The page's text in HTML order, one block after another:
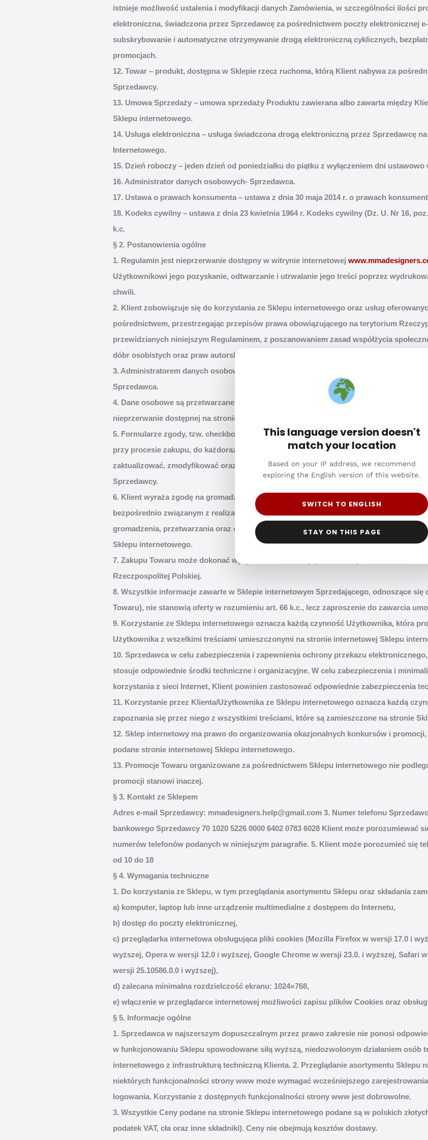
istnieje możliwość ustalenia i modyfikacji danych Zamówienia, w szczególności ilości
elektroniczna, świadczona przez Sprzedawcę za pośrednictwem poczty elektronicznej
subskrybowanie i automatyczne otrzymywanie drogą elektroniczną cyklicznych,
promocjach.
12. Towar – produkt, dostępna w Sklepie rzecz ruchoma, którą Klient nabywa za
Sprzedawcy.
13. Umowa Sprzedaży – umowa sprzedaży Produktu zawierana albo zawarta między
Sklepu internetowego.
14. Usługa elektroniczna – usługa świadczona drogą elektroniczną przez Sprzedawcę
Internetowego.
15. Dzień roboczy – jeden dzień od poniedziałku do piątku z wyłączeniem dni
16. Administrator danych osobowych- Sprzedawca.
17. Ustawa o prawach konsumenta – ustawa z dnia 30 maja 2014 r. o prawach
18. Kodeks cywilny – ustawa z dnia 23 kwietnia 1964 r. Kodeks cywilny (Dz. U. Nr 16,
k.c.
§ 2. Postanowienia ogólne
1. Regulamin jest nieprzerwanie dostępny w witrynie internetowej
Użytkownikowi jego pozyskanie, odtwarzanie i utrwalanie jego treści poprzez
chwili.
2. Klient zobowiązuje się do korzystania ze Sklepu internetowego oraz usług
pośrednictwem, przestrzegając przepisów prawa obowiązującego na terytorium
przewidzianych niniejszym Regulaminem, z poszanowaniem zasad współżycia
dóbr osobistych oraz praw autorskich i własności intelektualnej Sprzedawcy oraz osób
3. Administratorem danych osobowych, które są przetwarzane w związku z realizacja
Sprzedawca.
4. Dane osobowe są przetwarzane w celach, zakresie i w oparciu o zasady, które
nieprzerwanie dostępnej na stronie internetowej Sklepu.
5. Formularze zgody, tzw. checkboxy, które dotyczą danych osobowych Klientów,
przy procesie zakupu, do każdorazowego zaakceptowania przez Klienta. Klienci mają
zaktualizować, zmodyfikować oraz wycofać zgodę na przetwarzanie swoich danych
Sprzedawcy.
6. Klient wyraża zgodę na gromadzenie, przechowywanie i przetwarzanie przez
bezpośrednio związanym z realizacją zamówionej w Sklepie internetowym usługi lub
gromadzenia, przetwarzania oraz ochrony danych osobowych przez Sprzedawcę
Sklepu internetowego.
7. Zakupu Towaru może dokonać wyłącznie Klient, który posiada miejsce zamieszkania
Rzeczpospolitej Polskiej.
8. Wszystkie informacje zawarte w Sklepie internetowym Sprzedającego, odnoszące się
Towaru), nie stanowią oferty w rozumieniu art. 66 k.c., lecz zaproszenie do zawarcia
9. Korzystanie ze Sklepu internetowego oznacza każdą czynność Użytkownika, która
Użytkownika z wszelkimi treściami umieszczonymi na stronie internetowej Sklepu
10. Sprzedawca w celu zabezpieczenia i zapewnienia ochrony przekazu
stosuje odpowiednie środki techniczne i organizacyjne. W celu zabezpieczenia i
korzystania z sieci Internet, Klient powinien zastosować odpowiednie zabezpieczenia
11. Korzystanie przez Klienta/Użytkownika ze Sklepu internetowego oznacza każdą
zapoznania się przez niego z wszystkimi treściami, które są zamieszczone na stronie
12. Sklep internetowy ma prawo do organizowania okazjonalnych konkursów i
podane stronie internetowej Sklepu internetowego.
13. Promocje Towaru organizowane za pośrednictwem Sklepu internetowego nie
promocji stanowi inaczej.
§ 3. Kontakt ze Sklepem
Adres e-mail Sprzedawcy: mmadesigners.help@gmail.com 3. Numer telefonu
bankowego Sprzedawcy 70 1020 5226 0000 6402 0783 6028 Klient może porozumiewać
numerów telefonów podanych w niniejszym paragrafie. 5. Klient może porozumieć się
od 10 do 18
§ 4. Wymagania techniczne
1. Do korzystania ze Sklepu, w tym przeglądania asortymentu Sklepu oraz składania
a) komputer, laptop lub inne urządzenie multimedialne z dostępem do Internetu,
b) dostęp do poczty elektronicznej,
c) przeglądarka internetowa obsługująca pliki cookies (Mozilla Firefox w wersji 17.0 i
wyższej, Opera w wersji 12.0 i wyższej, Google Chrome w wersji 23.0. i wyższej, Safari
wersji 25.10586.0.0 i wyższej),
d) zalecana minimalna rozdzielczość ekranu: 1024×768,
e) włączenie w przeglądarce internetowej możliwości zapisu plików Cookies oraz
§ 5. Informacje ogólne
1. Sprzedawca w najszerszym dopuszczalnym przez prawo zakresie nie ponosi
w funkcjonowaniu Sklepu spowodowane siłą wyższą, niedozwolonym działaniem osób
internetowego z infrastrukturą techniczną Klienta. 2. Przeglądanie asortymentu Sklepu
niektórych funkcjonalności strony www może wymagać wcześniejszego
logowania. Korzystanie z dostępnych funkcjonalności strony www jest dobrowolne.
3. Wszystkie Ceny podane na stronie Sklepu internetowego podane są w polskich
podatek VAT, cła oraz inne składniki). Ceny nie obejmują kosztów dostawy.
This language version doesn't
match your location
Based on your IP address, we recommend
exploring the English version of this website.
SWITCH TO ENGLISH
STAY ON THIS PAGE